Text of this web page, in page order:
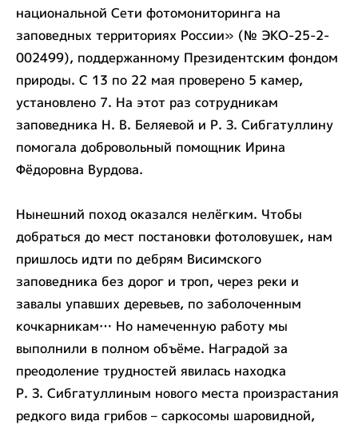
национальной Сети фотомониторинга на
заповедных территориях России» (№ ЭКО-25-2-
002499), поддержанному Президентским фондом
природы. С 13 по 22 мая проверено 5 камер,
установлено 7. На этот раз сотрудникам
заповедника Н. В. Беляевой и Р. З. Сибгатуллину
помогала добровольный помощник Ирина
Фёдоровна Вурдова.
Нынешний поход оказался нелёгким. Чтобы
добраться до мест постановки фотоловушек, нам
пришлось идти по дебрям Висимского
заповедника без дорог и троп, через реки и
завалы упавших деревьев, по заболоченным
кочкарникам… Но намеченную работу мы
выполнили в полном объёме. Наградой за
преодоление трудностей явилась находка
Р. З. Сибгатуллиным нового места произрастания
редкого вида грибов – саркосомы шаровидной,